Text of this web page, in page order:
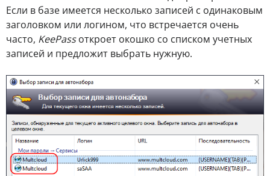
Если в базе имеется несколько записей с одинаковым
заголовком или логином, что встречается очень
часто, KeePassоткроет окошко со списком учетных
записей и предложит выбрать нужную.